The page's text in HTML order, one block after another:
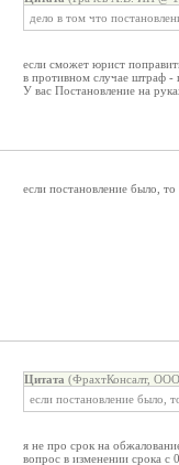
дело в том что
если сможет юрист
в противном случае штраф
У вас Постановление на
если постановление было,
Цитата (ФрахтКонсалт,
если постановление было,
я не про срок на
вопрос в изменении срока с